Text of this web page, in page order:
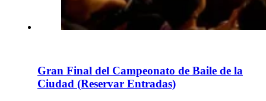
Gran Final del Campeonato de Baile de la
Ciudad (Reservar Entradas)